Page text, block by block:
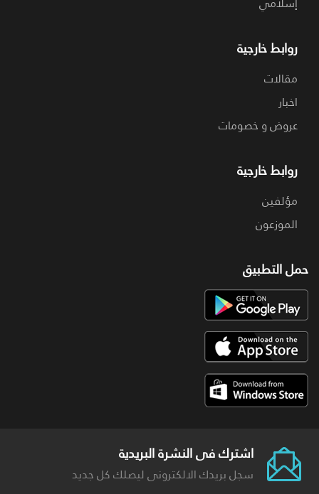
روابط خارجية
مقالات
اخبار
عروض و خصومات
روابط خارجية
مؤلفين
الموزعون
حمل التطبيق
اشترك فى النشرة البريدية
سجل بريدك الالكترونى ليصلك كل جديد